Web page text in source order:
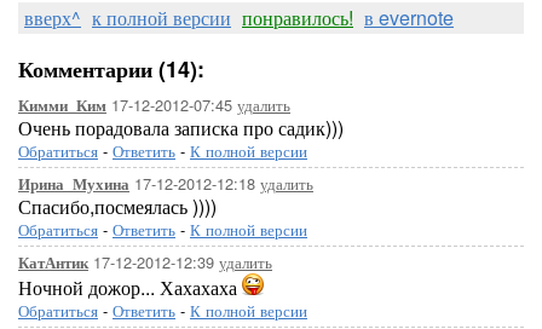
вверх^ к полной версии понравилось! в evernote
Комментарии (14):
Кимми_Ким 17-12-2012-07:45 удалить
Очень порадовала записка про садик)))
Обратиться - Ответить - К полной версии
Ирина_Мухина 17-12-2012-12:18 удалить
Спасибо,посмеялась ))))
Обратиться - Ответить - К полной версии
КатАнтик17-12-2012-12:39 удалить
Ночной дожор... Хахахаха
Обратиться - Ответить - К полной версии